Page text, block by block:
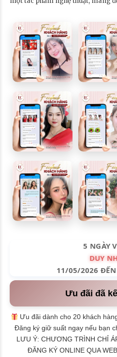
5 NGÀY
DUY
11/05/2026
Ưu đãi đã
Ưu đãi dành cho 20 khách
Đăng ký giữ suất ngay nếu bạn
LƯU Ý: CHƯƠNG TRÌNH CHỈ
ĐĂNG KÝ ONLINE QUA